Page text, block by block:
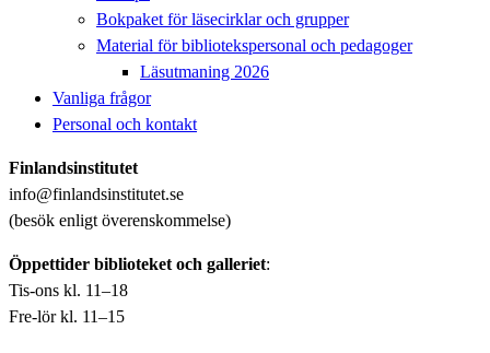
Bokpaket för läsecirklar och grupper
Material för bibliotekspersonal och pedagoger
Läsutmaning 2026
Vanliga frågor
Personal och kontakt
Finlandsinstitutet
info@finlandsinstitutet.se
(besök enligt överenskommelse)
Öppettider biblioteket och galleriet:
Tis-ons kl. 11–18
Fre-lör kl. 11–15